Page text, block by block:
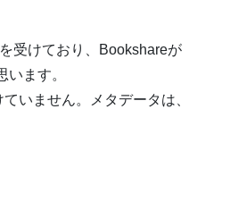
受けており、Bookshareが
ます。
いません。メタデータは、